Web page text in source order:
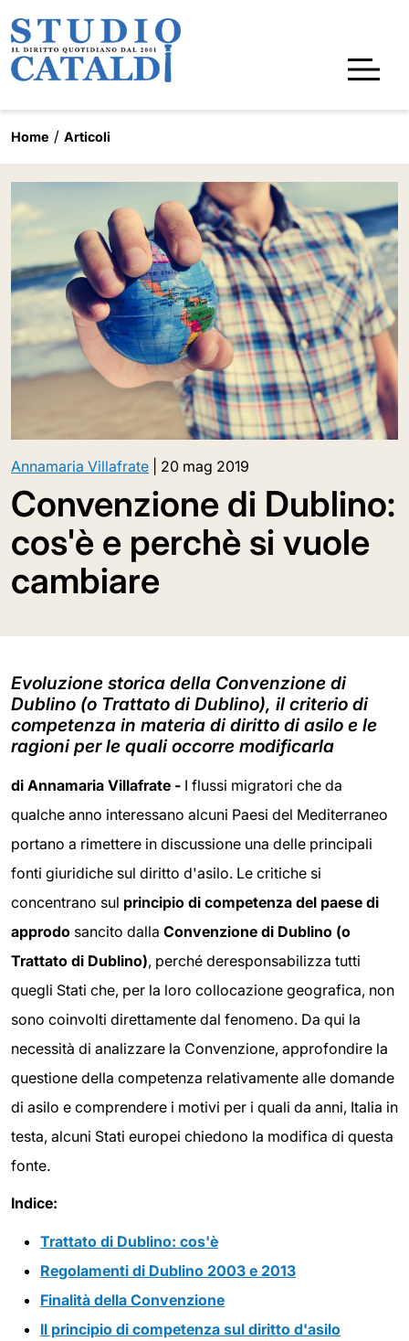
Home Articoli
Annamaria Villafrate 20 mag 2019
Convenzione di Dublino:
cos'è e perchè si vuole
cambiare
Evoluzione storica della Convenzione di
Dublino (o Trattato di Dublino), il criterio di
competenza in materia di diritto di asilo e le
ragioni per le quali occorre modificarla
di Annamaria Villafrate - I flussi migratori che da
qualche anno interessano alcuni Paesi del Mediterraneo
portano a rimettere in discussione una delle principali
fonti giuridiche sul diritto d'asilo. Le critiche si
concentrano sul principio di competenza del paese di
approdo sancito dalla Convenzione di Dublino (o
Trattato di Dublino), perché deresponsabilizza tutti
quegli Stati che, per la loro collocazione geografica, non
sono coinvolti direttamente dal fenomeno. Da qui la
necessità di analizzare la Convenzione, approfondire la
questione della competenza relativamente alle domande
di asilo e comprendere i motivi per i quali da anni, Italia in
testa, alcuni Stati europei chiedono la modifica di questa
fonte.
Indice:
Trattato di Dublino: cos'è
Regolamenti di Dublino 2003 e 2013
Finalità della Convenzione
Il principio di competenza sul diritto d'asilo